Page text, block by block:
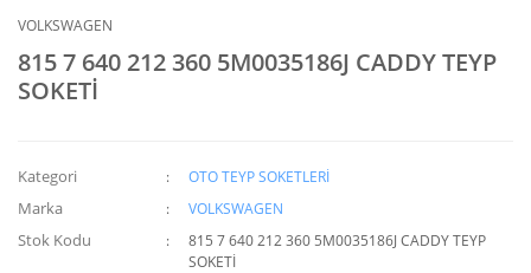
VOLKSWAGEN
815 7 640 212 360 5M0035186J CADDY TEYP
SOKETİ
Kategori OTO TEYP SOKETLERİ
Marka VOLKSWAGEN
Stok Kodu
815 7 640 212 360 5M0035186J CADDY TEYP
SOKETİ